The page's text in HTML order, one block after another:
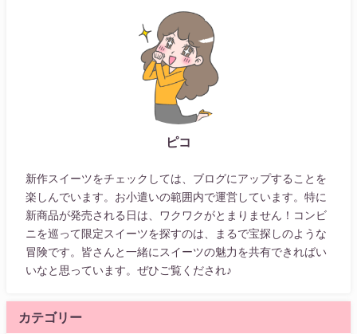
ピコ
新作スイーツをチェックしては、ブログにアップすることを
楽しんでいます。お小遣いの範囲内で運営しています。特に
新商品が発売される日は、ワクワクがとまりません！コンビ
ニを巡って限定スイーツを探すのは、まるで宝探しのような
冒険です。皆さんと一緒にスイーツの魅力を共有できればい
いなと思っています。ぜひご覧くだされ♪
カテゴリー